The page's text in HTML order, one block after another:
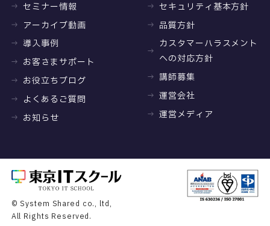
セミナー情報
アーカイブ動画
導入事例
お客さまサポート
お役立ちブログ
よくあるご質問
お知らせ
セキュリティ基本方針
品質方針
カスタマーハラスメント
への対応方針
講師募集
運営会社
運営メディア
© System Shared co., ltd,
All Rights Reserved.